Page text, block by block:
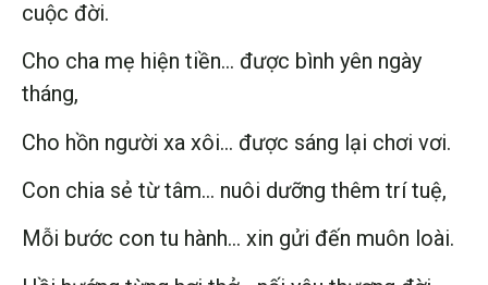
cuộc đời.
Cho cha mẹ hiện tiền… được bình yên ngày
tháng,
Cho hồn người xa xôi… được sáng lại chơi vơi.
Con chia sẻ từ tâm… nuôi dưỡng thêm trí tuệ,
Mỗi bước con tu hành… xin gửi đến muôn loài.